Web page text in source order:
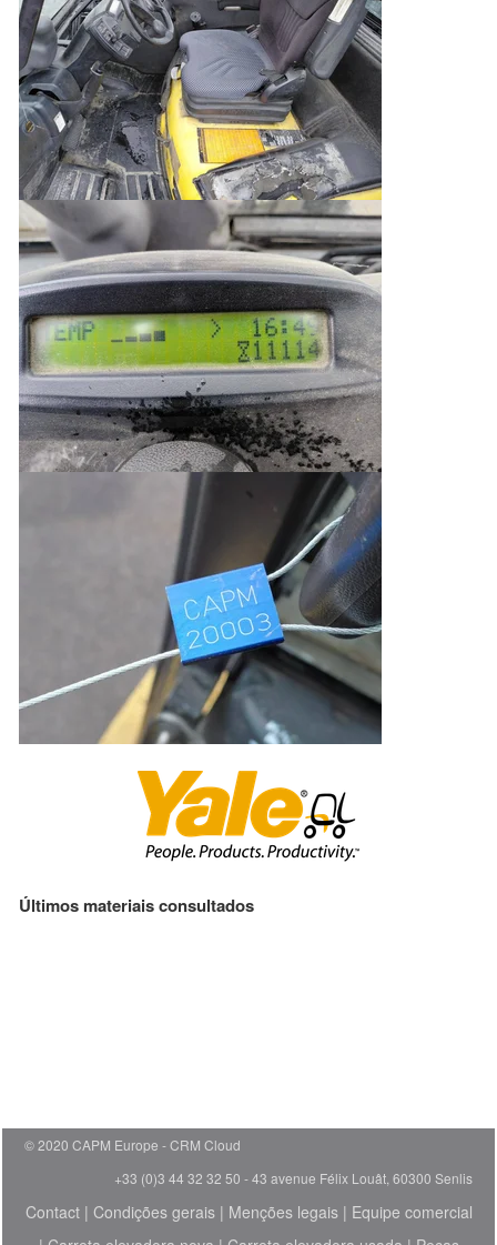
Últimos materiais consultados
© 2020 CAPM Europe
CRM Cloud
+33 (0)3 44 32 32 50 - 43 avenue Félix Louât, 60300 Senlis
Contact| Condições gerais| Menções legais| Equipe comercial